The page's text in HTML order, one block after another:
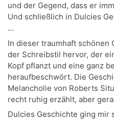
und der Gegend, dass er
Und schließlich in Dulcies
...
In dieser traumhaft schönen
der Schreibstil hervor, der
Kopf pflanzt und eine ganz
heraufbeschwört. Die
Melancholie von Roberts
recht ruhig erzählt, aber
Dulcies Geschichte ging mir